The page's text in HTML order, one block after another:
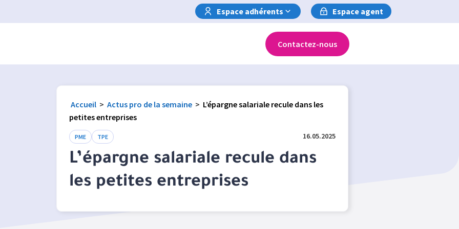
Espace adhérents
Espace agent
Contactez-nous
Accueil > Actus pro de la semaine > L’épargne salariale recule dans les
petites entreprises
PME TPE 16.05.2025
L’épargne salariale recule dans
les petites entreprises